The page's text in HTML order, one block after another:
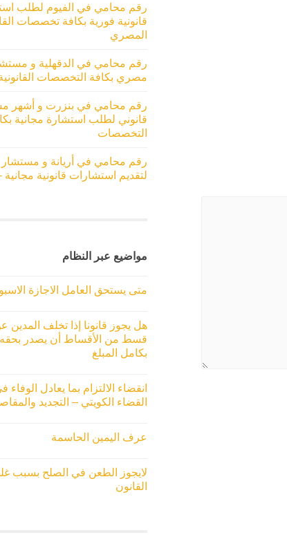
رقم محامي في الفيوم لطلب
قانونية فورية بكافة تخصصات
المصري
رقم محامي في الدقهلية و
مصري بكافة التخصصات
رقم محامي في بنزرت و أشهر
قانوني لطلب استشارة مجانية
التخصصات
رقم محامي في أريانة و مستشار
لتقديم استشارات قانونية
مواضيع عبر النظام
متى يستحق العامل الاجازة
هل يجوز قانونا إذا تخلف المدين
قسط من الأقساط أن يصدر
بكامل المبلغ
انقضاء الالتزام بما يعادل الوفاء
القضاء الكويتي – التجديد
عرف اليمين الحاسمة
لايجوز الطعن في الصلح بسبب
القانون